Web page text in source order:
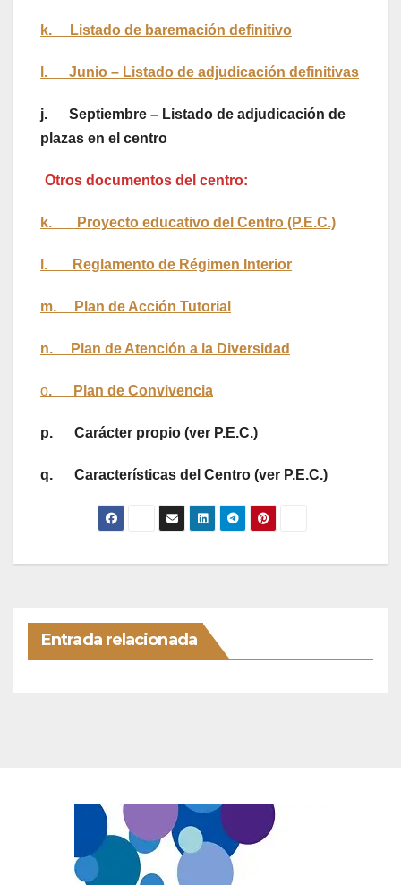
k. Listado de baremación definitivo
l. Junio – Listado de adjudicación definitivas
j. Septiembre – Listado de adjudicación de
plazas en el centro
Otros documentos del centro:
k. Proyecto educativo del Centro (P.E.C.)
l. Reglamento de Régimen Interior
m. Plan de Acción Tutorial
n. Plan de Atención a la Diversidad
o. Plan de Convivencia
p. Carácter propio (ver P.E.C.)
q. Características del Centro (ver P.E.C.)
Entrada relacionada